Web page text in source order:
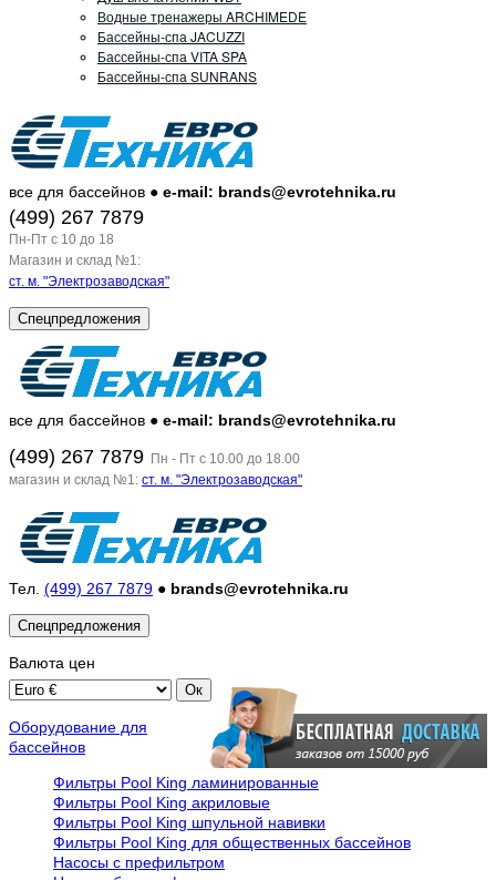
Водные тренажеры ARCHIMEDE
Бассейны-спа JACUZZI
Бассейны-спа VITA SPA
Бассейны-спа SUNRANS
все для бассейнов ● e-mail: brands@evrotehnika.ru
(499) 267 7879
Пн-Пт c 10 до 18
Магазин и склад №1:
ст. м. "Электрозаводская"
Спецпредложения
все для бассейнов ● e-mail: brands@evrotehnika.ru
(499) 267 7879 Пн - Пт с 10.00 до 18.00
магазин и склад №1: ст. м. "Электрозаводская"
Тел. (499) 267 7879 ● brands@evrotehnika.ru
Спецпредложения
Валюта цен
Оборудование для
бассейнов
Фильтры Pool King ламинированные
Фильтры Pool King акриловые
Фильтры Pool King шпульной навивки
Фильтры Pool King для общественных бассейнов
Насосы с префильтром